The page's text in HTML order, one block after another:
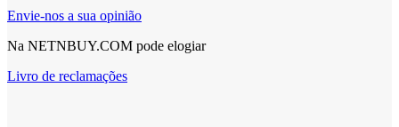
Envie-nos a sua opinião
Na NETNBUY.COM pode elogiar
Livro de reclamações